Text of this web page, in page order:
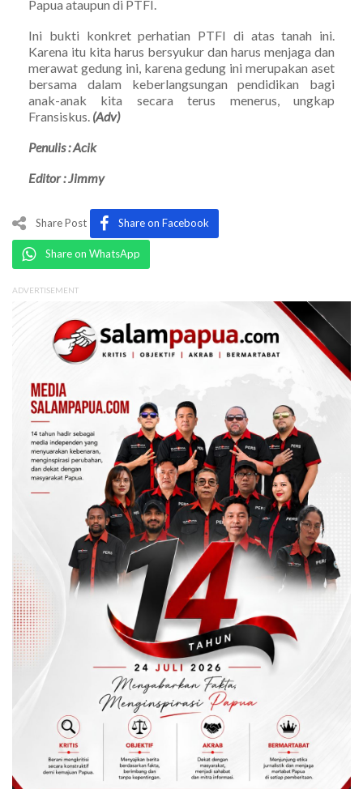
Papua ataupun di PTFI.
Ini bukti konkret perhatian PTFI di atas tanah ini.
Karena itu kita harus bersyukur dan harus menjaga dan
merawat gedung ini, karena gedung ini merupakan aset
bersama dalam keberlangsungan pendidikan bagi
anak-anak kita secara terus menerus, ungkap
Fransiskus. (Adv)
Penulis : Acik
Editor : Jimmy
Share Post Share on Facebook
Share on WhatsApp
ADVERTISEMENT